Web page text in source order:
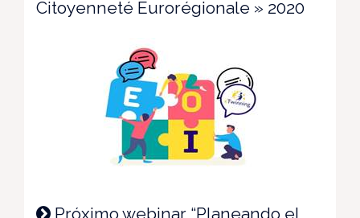
Citoyenneté Eurorégionale » 2020
Próximo webinar “Planeando el